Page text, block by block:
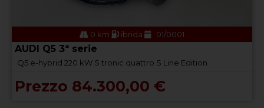
0 km ibrida 01/0001
AUDI Q5 3ª serie
Q5 e-hybrid 220 kW S tronic quattro S Line Edition
Prezzo 84.300,00 €